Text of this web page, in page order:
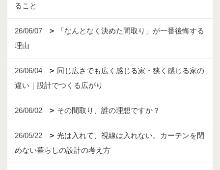
ること
26/06/07
「なんとなく決めた間取り」が一番後悔する
理由
26/06/04
同じ広さでも広く感じる家・狭く感じる家の
違い｜設計でつくる広がり
26/06/02 その間取り、誰の理想ですか？
26/05/22
光は入れて、視線は入れない。カーテンを閉
めない暮らしの設計の考え方